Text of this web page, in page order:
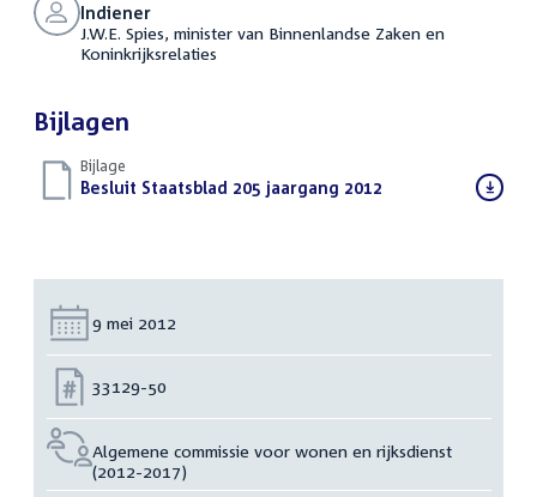
Indiener
J.W.E. Spies, minister van Binnenlandse Zaken en
Koninkrijksrelaties
Bijlagen
Bijlage
Download
Besluit Staatsblad 205 jaargang 2012
Datum:
9 mei 2012
Nummer:
33129-50
Algemene commissie voor wonen en rijksdienst
(2012-2017)